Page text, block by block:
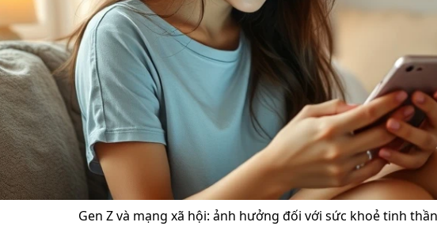
Gen Z và mạng xã hội: ảnh hưởng đối với sức khoẻ tinh